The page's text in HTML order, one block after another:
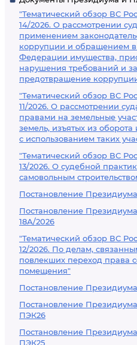
"Тематический обзор ВС
14/2026. О рассмотрении
применением
коррупции и обращением в
Федерации имущества,
нарушения требований и
предотвращение
"Тематический обзор ВС
11/2026. О рассмотрении
правами на земельные
земель, изъятых из
с использованием таких
"Тематический обзор ВС
13/2026. О судебной
самовольным
Постановление
Постановление
18А/2026
"Тематический обзор ВС
12/2026. По делам,
повлекших переход права
помещения"
Постановление
Постановление
ПЭК26
Постановление
ПЭК25